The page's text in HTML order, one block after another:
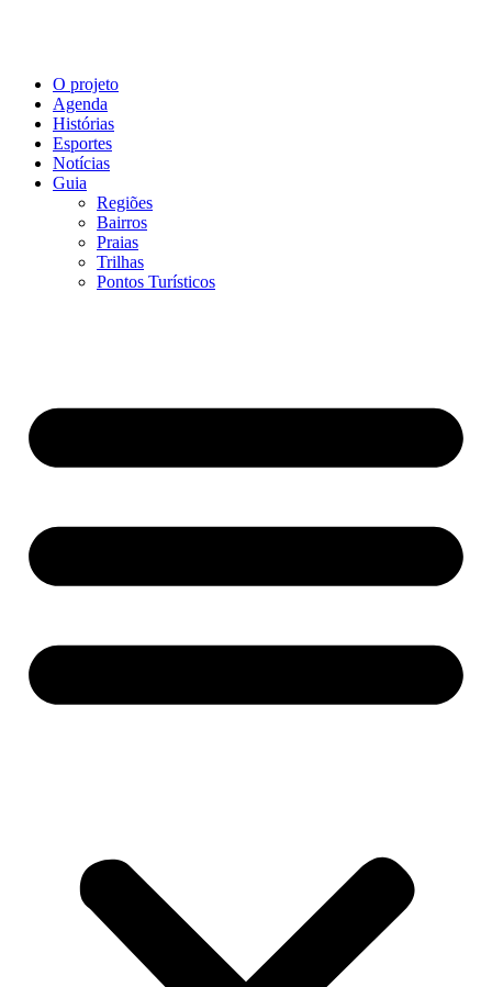
O projeto
Agenda
Histórias
Esportes
Notícias
Guia
Regiões
Bairros
Praias
Trilhas
Pontos Turísticos